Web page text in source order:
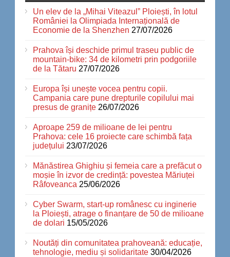
Un elev de la „Mihai Viteazul” Ploiești, în lotul
României la Olimpiada Internațională de
Economie de la Shenzhen 27/07/2026
Prahova își deschide primul traseu public de
mountain-bike: 34 de kilometri prin podgoriile
de la Tătaru 27/07/2026
Europa își unește vocea pentru copii.
Campania care pune drepturile copilului mai
presus de granițe 26/07/2026
Aproape 259 de milioane de lei pentru
Prahova: cele 16 proiecte care schimbă fața
județului 23/07/2026
Mănăstirea Ghighiu și femeia care a prefăcut o
moșie în izvor de credință: povestea Măriuței
Râfoveanca 25/06/2026
Cyber Swarm, start-up românesc cu inginerie
la Ploiești, atrage o finanțare de 50 de milioane
de dolari 15/05/2026
Noutăți din comunitatea prahoveană: educație,
tehnologie, mediu și solidaritate 30/04/2026